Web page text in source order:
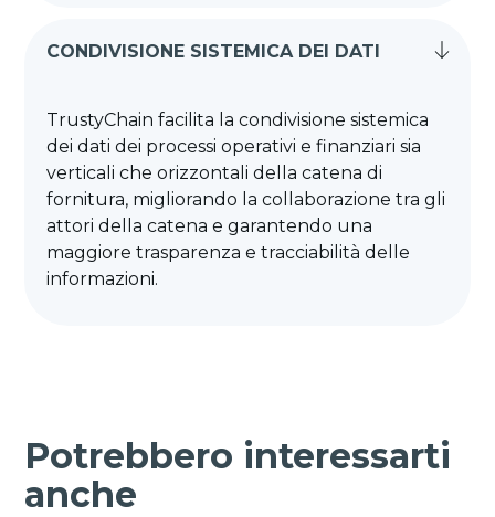
CONDIVISIONE SISTEMICA DEI DATI
TrustyChain facilita la condivisione sistemica
dei dati dei processi operativi e finanziari sia
verticali che orizzontali della catena di
fornitura, migliorando la collaborazione tra gli
attori della catena e garantendo una
maggiore trasparenza e tracciabilità delle
informazioni.
Potrebbero interessarti
anche